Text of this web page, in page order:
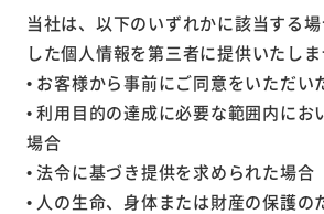
当社は、以下のいずれかに該当する
した個人情報を第三者に提供いたしま
• お客様から事前にご同意をいただい
• 利用目的の達成に必要な範囲内にお
場合
• 法令に基づき提供を求められた場合
• 人の生命、身体または財産の保護の